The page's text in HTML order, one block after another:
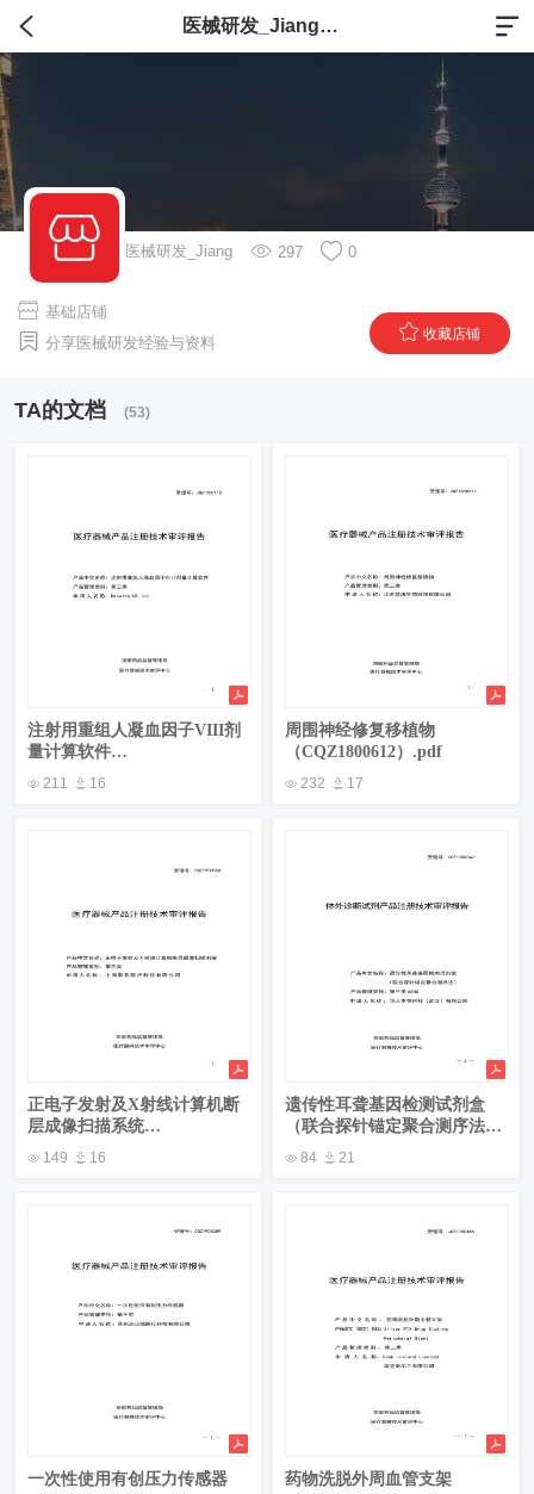
医械研发_Jiang的店铺
医械研发_Jiang 297 0
基础店铺
分享医械研发经验与资料
收藏店铺
TA的文档 (53)
注射用重组人凝血因子VIII剂
量计算软件
211 16
周围神经修复移植物
（CQZ1800612）.pdf
232 17
正电子发射及X射线计算机断
层成像扫描系统
149 16
遗传性耳聋基因检测试剂盒
（联合探针锚定聚合测序法）
84 21
一次性使用有创压力传感器
药物洗脱外周血管支架